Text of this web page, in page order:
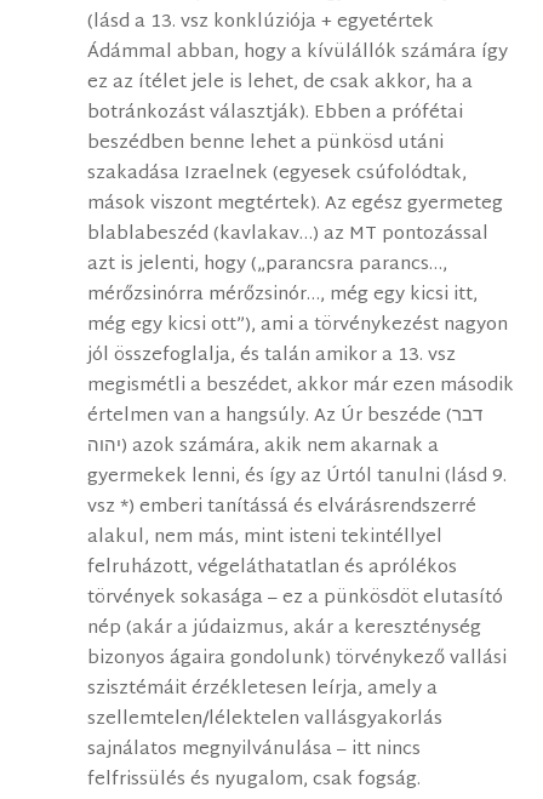
(lásd a 13. vsz konklúziója + egyetértek
Ádámmal abban, hogy a kívülállók számára így
ez az ítélet jele is lehet, de csak akkor, ha a
botránkozást választják). Ebben a prófétai
beszédben benne lehet a pünkösd utáni
szakadása Izraelnek (egyesek csúfolódtak,
mások viszont megtértek). Az egész gyermeteg
blablabeszéd (kavlakav…) az MT pontozással
azt is jelenti, hogy („parancsra parancs…,
mérőzsinórra mérőzsinór…, még egy kicsi itt,
még egy kicsi ott”), ami a törvénykezést nagyon
jól összefoglalja, és talán amikor a 13. vsz
megismétli a beszédet, akkor már ezen második
értelmen van a hangsúly. Az Úr beszéde (דבר
יהוה) azok számára, akik nem akarnak a
gyermekek lenni, és így az Úrtól tanulni (lásd 9.
vsz *) emberi tanítássá és elvárásrendszerré
alakul, nem más, mint isteni tekintéllyel
felruházott, végeláthatatlan és aprólékos
törvények sokasága – ez a pünkösdöt elutasító
nép (akár a júdaizmus, akár a kereszténység
bizonyos ágaira gondolunk) törvénykező vallási
szisztémáit érzékletesen leírja, amely a
szellemtelen/lélektelen vallásgyakorlás
sajnálatos megnyilvánulása – itt nincs
felfrissülés és nyugalom, csak fogság.